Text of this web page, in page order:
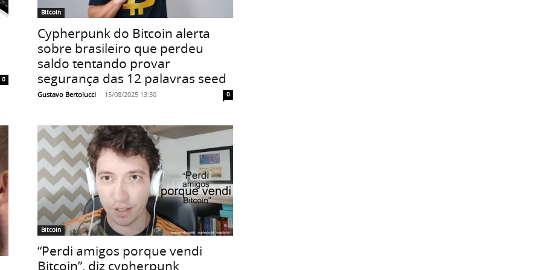
0
Bitcoin
Cypherpunk do Bitcoin alerta
sobre brasileiro que perdeu
saldo tentando provar
segurança das 12 palavras seed
Gustavo Bertolucci - 15/08/2025 13:30 0
Bitcoin
“Perdi amigos porque vendi
Bitcoin”, diz cypherpunk